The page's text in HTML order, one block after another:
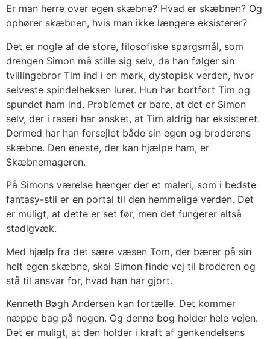
Er man herre over egen skæbne? Hvad er skæbnen? Og
ophører skæbnen, hvis man ikke længere eksisterer?
Det er nogle af de store, filosofiske spørgsmål, som
drengen Simon må stille sig selv, da han følger sin
tvillingebror Tim ind i en mørk, dystopisk verden, hvor
selveste spindelheksen lurer. Hun har bortført Tim og
spundet ham ind. Problemet er bare, at det er Simon
selv, der i raseri har ønsket, at Tim aldrig har eksisteret.
Dermed har han forsejlet både sin egen og broderens
skæbne. Den eneste, der kan hjælpe ham, er
Skæbnemageren.
På Simons værelse hænger der et maleri, som i bedste
fantasy-stil er en portal til den hemmelige verden. Det
er muligt, at dette er set før, men det fungerer altså
stadigvæk.
Med hjælp fra det sære væsen Tom, der bærer på sin
helt egen skæbne, skal Simon finde vej til broderen og
stå til ansvar for, hvad han har gjort.
Kenneth Bøgh Andersen kan fortælle. Det kommer
næppe bag på nogen. Og denne bog holder hele vejen.
Det er muligt, at den holder i kraft af genkendelsens